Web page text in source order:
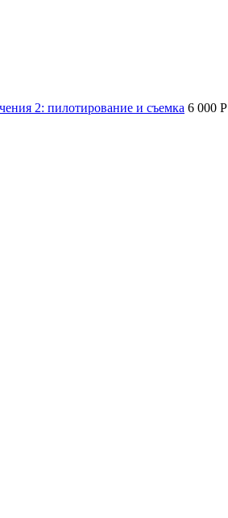
2: пилотирование и съемка 6 000 P